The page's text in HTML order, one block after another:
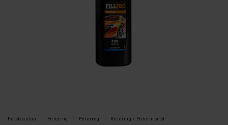
Förstasidan Polering Polering Rubbing / Polermedel